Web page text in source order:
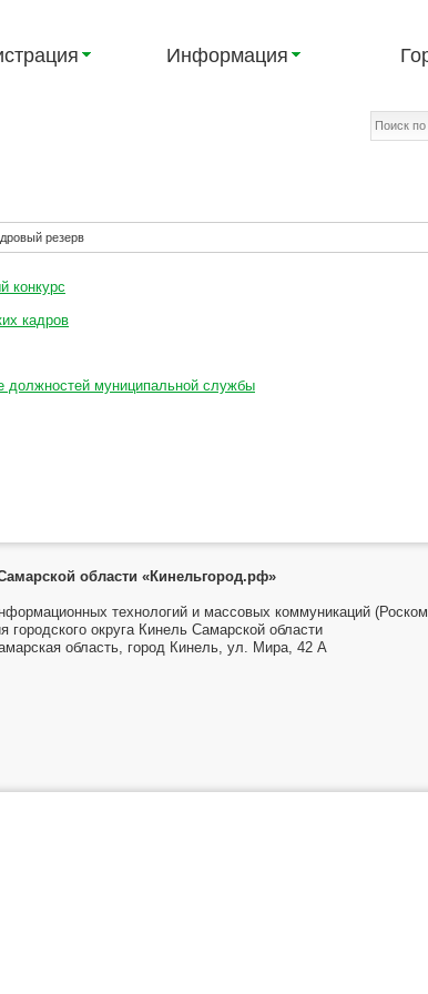
Информация
резерв
конкурс
кадров
должностей муниципальной службы
области «Кинельгород.рф»
технологий и массовых коммуникаций
округа Кинель Самарской области
область, город Кинель, ул. Мира, 42 А